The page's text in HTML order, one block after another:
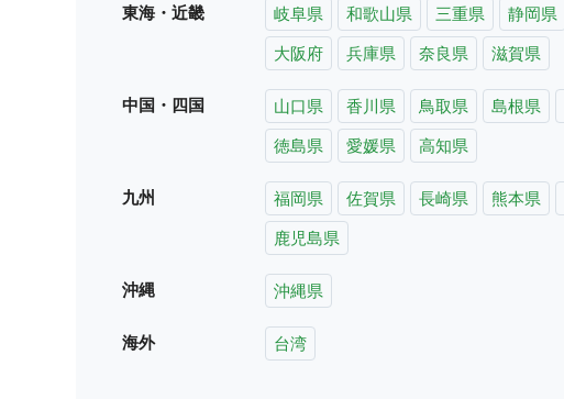
東海・近畿 岐阜県 和歌山県 三重県 静岡県
大阪府
兵庫県 奈良県 滋賀県
中国・四国 山口県 香川県 鳥取県 島根県
徳島県
愛媛県 高知県
九州 福岡県 佐賀県 長崎県 熊本県
鹿児島県
沖縄 沖縄県
海外 台湾